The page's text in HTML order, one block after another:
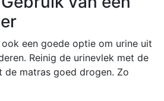
een goede optie om urine uit
Reinig de urinevlek met de
de matras goed drogen. Zo